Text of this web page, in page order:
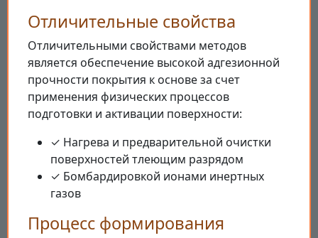
Отличительные свойства
Отличительными свойствами методов
является обеспечение высокой адгезионной
прочности покрытия к основе за счет
применения физических процессов
подготовки и активации поверхности:
✓ Нагрева и предварительной очистки
поверхностей тлеющим разрядом
✓ Бомбардировкой ионами инертных
газов
Процесс формирования